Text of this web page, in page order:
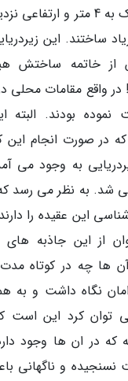
از خاتمه ساختش
در واقع مقامات محلی
نموده بودند.
در صورت انجام این
به وجود می
شد. به نظر می رسد
این عقیده را
از این جاذبه
ها چه در کوتاه
نگاه داشت و به
توان کرد این است
در ان ها وجود
نسنجیده و ناگهانی